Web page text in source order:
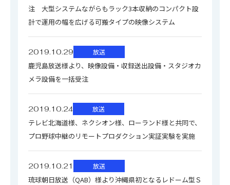
注 大型システムながらもラック3本収納のコンパクト設
計で運用の幅を広げる可搬タイプの映像システム
2019.10.29 放送
鹿児島放送様より、映像設備・収録送出設備・スタジオカ
メラ設備を一括受注
2019.10.24 放送
テレビ北海道様、ネクシオン様、ローランド様と共同で、
プロ野球中継のリモートプロダクション実証実験を実施
2019.10.21 放送
琉球朝日放送（QAB）様より沖縄県初となるレドーム型Ｓ